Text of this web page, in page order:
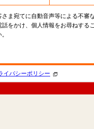
ま宛てに自動音声等による不審
をかけ、個人情報をお尋ねする
イバシーポリシー